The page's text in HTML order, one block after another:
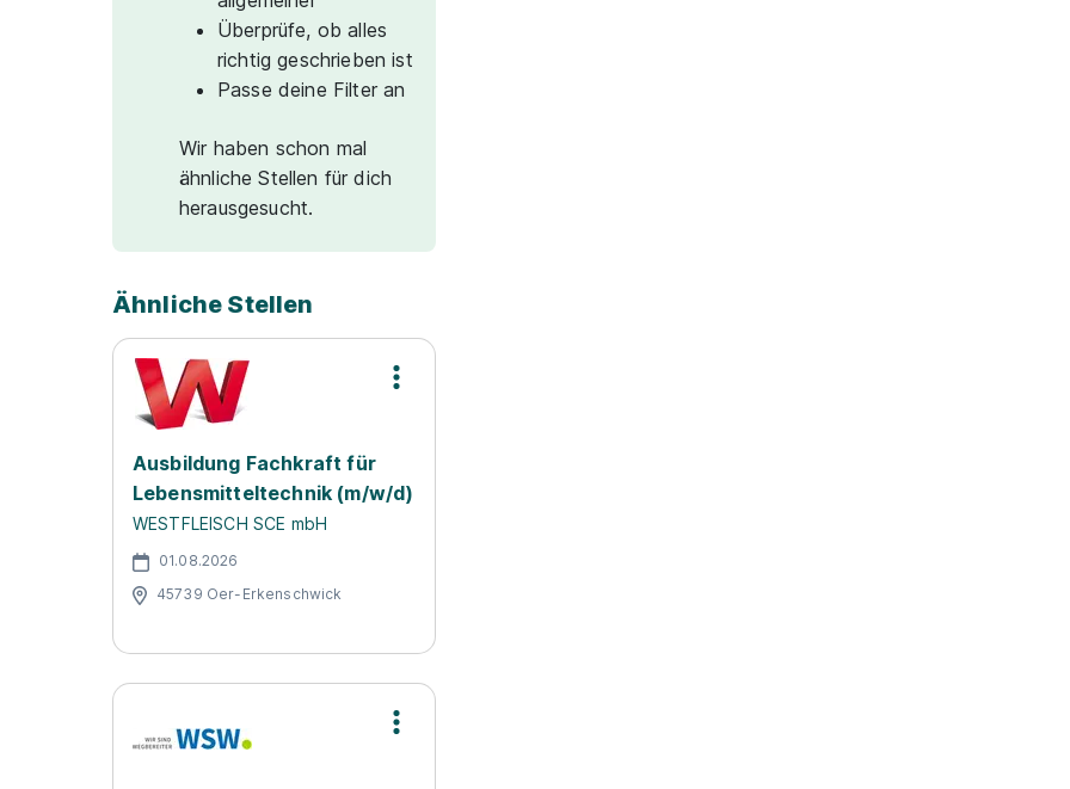
Überprüfe, ob alles
richtig geschrieben ist
Passe deine Filter an
Wir haben schon mal
ähnliche Stellen für dich
herausgesucht.
Ähnliche Stellen
Ausbildung Fachkraft für
Lebensmitteltechnik (m/w/d)
WESTFLEISCH SCE mbH
01.08.2026
45739 Oer-Erkenschwick